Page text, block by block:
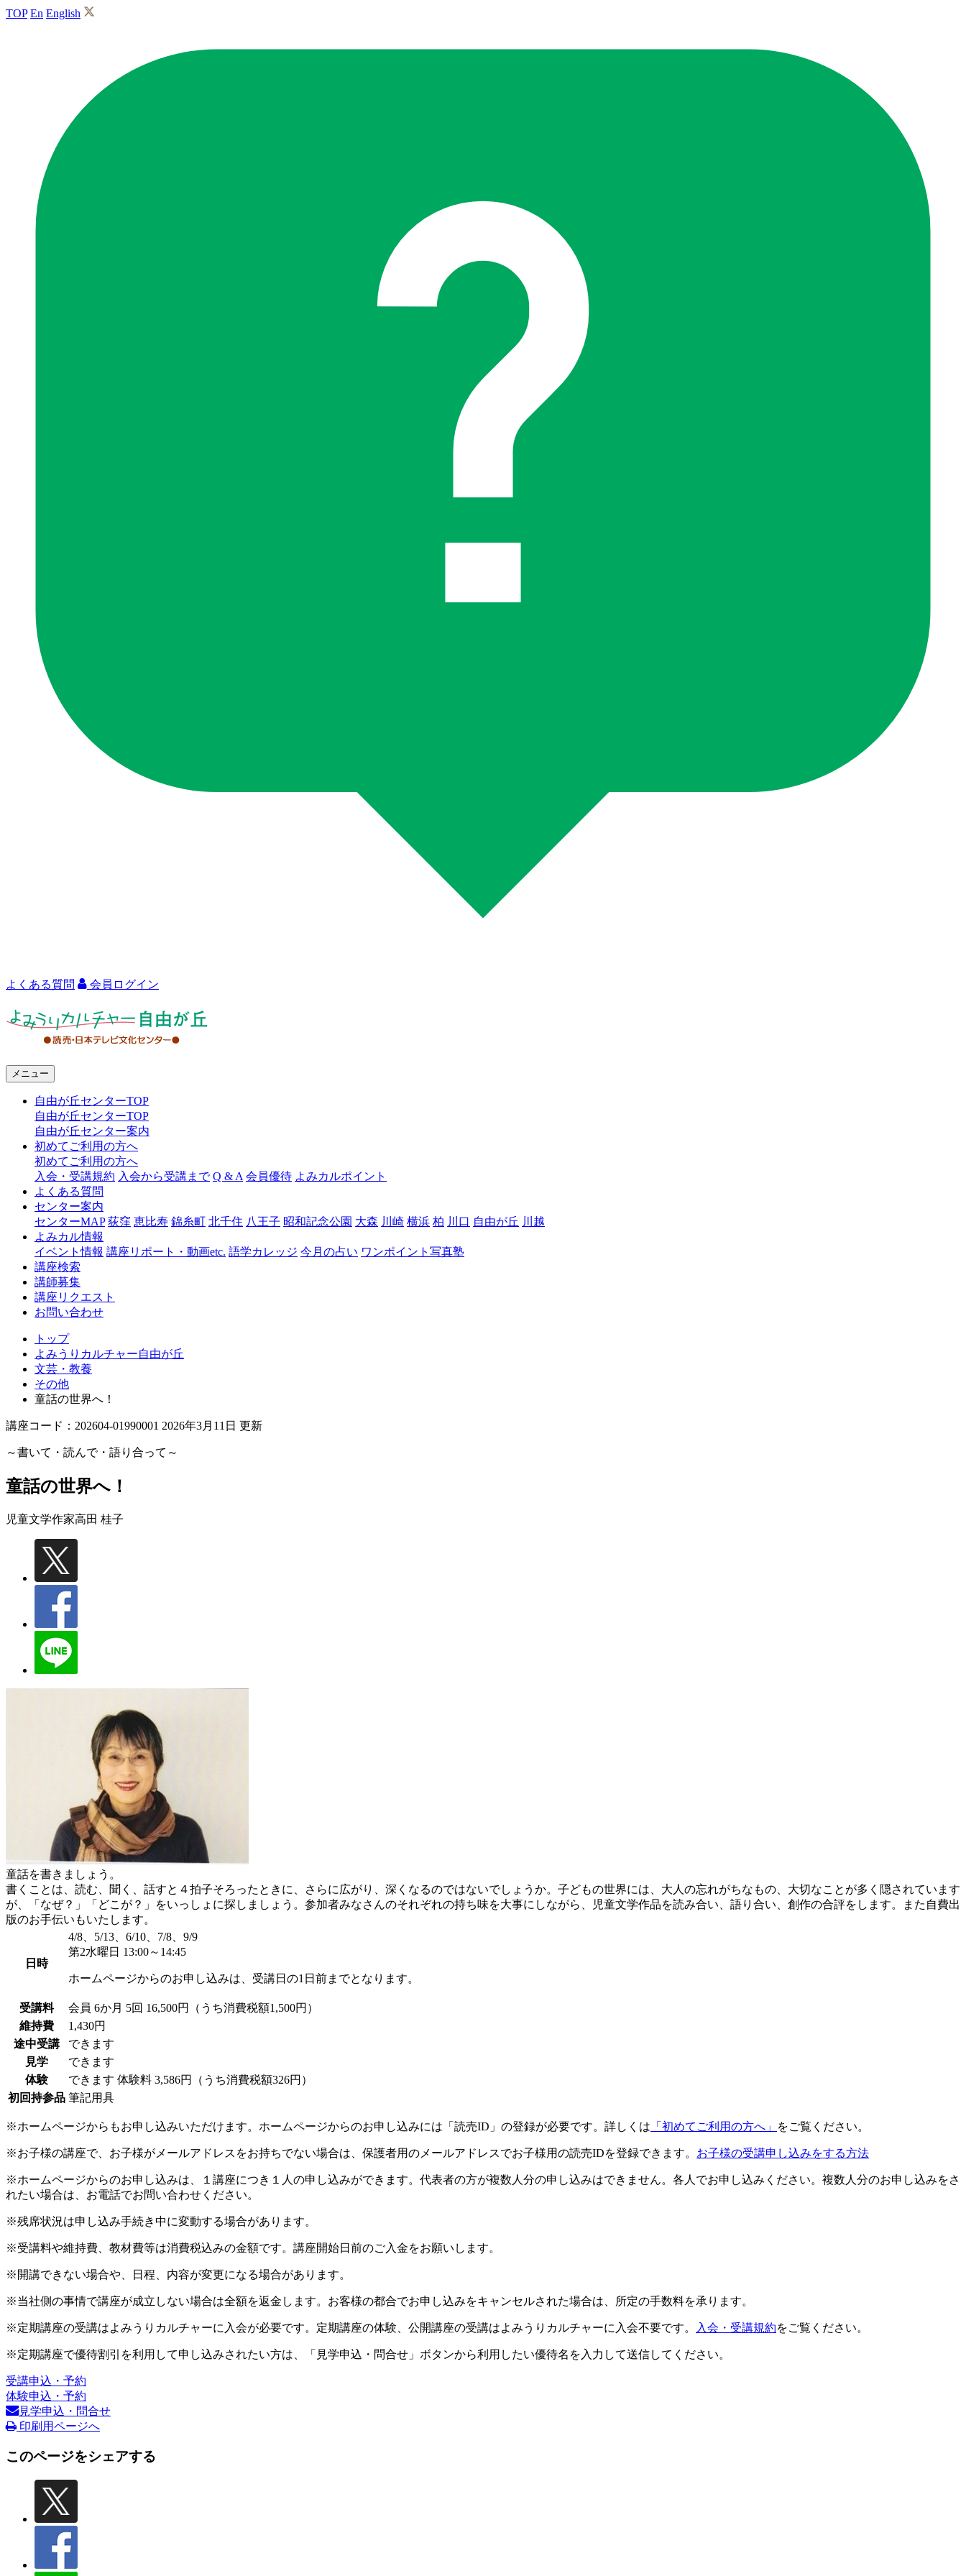
TOP En English
よくある質問 会員ログイン
ャ
自
由
メニュー
自由が丘センターTOP
自由が丘センターTOP
自由が丘センター案内
初めてご利用の方へ
初めてご利用の方へ
入会・受講規約 入会から受講まで Q & A 会員優待 よみカルポイント
よくある質問
センター案内
センターMAP 荻窪 恵比寿 錦糸町 北千住 八王子 昭和記念公園 大森 川崎 横浜 柏 川口 自由が丘 川越
よみカル情報
イベント情報 講座リポート・動画etc. 語学カレッジ 今月の占い ワンポイント写真塾
講座検索
講師募集
講座リクエスト
お問い合わせ
トップ
よみうりカルチャー自由が丘
文芸・教養
その他
童話の世界へ！
講座コード：202604-01990001 2026年3月11日 更新
～書いて・読んで・語り合って～
童話の世界へ！
児童文学作家高田 桂子
童話を書きましょう。
書くことは、読む、聞く、話すと４拍子そろったときに、さらに広がり、深くなるのではないでしょうか。子どもの世界には、大人の忘れがちなもの、大切なことが多く隠されています
が、「なぜ？」「どこが？」をいっしょに探しましょう。参加者みなさんのそれぞれの持ち味を大事にしながら、児童文学作品を読み合い、語り合い、創作の合評をします。また自費出
版のお手伝いもいたします。
日時
4/8、5/13、6/10、7/8、9/9
第2水曜日 13:00～14:45
ホームページからのお申し込みは、受講日の1日前までとなります。
受講料 会員 6か月 5回 16,500円（うち消費税額1,500円）
維持費
1,430円
途中受講
できます
見学
できます
体験
できます 体験料 3,586円（うち消費税額326円）
初回持参品 筆記用具
※ホームページからもお申し込みいただけます。ホームページからのお申し込みには「読売ID」の登録が必要です。詳しくは 「初めてご利用の方へ」 をご覧ください。
※お子様の講座で、お子様がメールアドレスをお持ちでない場合は、保護者用のメールアドレスでお子様用の読売IDを登録できます。 お子様の受講申し込みをする方法
※ホームページからのお申し込みは、１講座につき１人の申し込みができます。代表者の方が複数人分の申し込みはできません。各人でお申し込みください。複数人分のお申し込みをさ
れたい場合は、お電話でお問い合わせください。
※残席状況は申し込み手続き中に変動する場合があります。
※受講料や維持費、教材費等は消費税込みの金額です。講座開始日前のご入金をお願いします。
※開講できない場合や、日程、内容が変更になる場合があります。
※当社側の事情で講座が成立しない場合は全額を返金します。お客様の都合でお申し込みをキャンセルされた場合は、所定の手数料を承ります。
※定期講座の受講はよみうりカルチャーに入会が必要です。定期講座の体験、公開講座の受講はよみうりカルチャーに入会不要です。 入会・受講規約をご覧ください。
※定期講座で優待割引を利用して申し込みされたい方は、「見学申込・問合せ」ボタンから利用したい優待名を入力して送信してください。
受講申込・予約
体験申込・予約
見学申込・問合せ
印刷用ページへ
このページをシェアする